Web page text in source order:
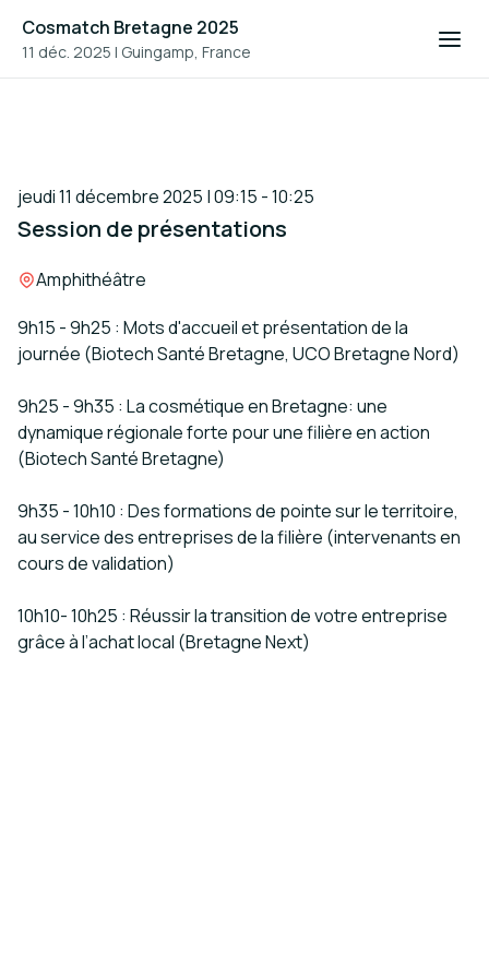
Cosmatch Bretagne 2025
11 déc. 2025 | Guingamp, France
jeudi 11 décembre 2025 | 09:15 - 10:25
Session de présentations
Lieu :
Amphithéâtre
9h15 - 9h25 : Mots d'accueil et présentation de la
journée (Biotech Santé Bretagne, UCO Bretagne Nord)
9h25 - 9h35 : La cosmétique en Bretagne: une
dynamique régionale forte pour une filière en action
(Biotech Santé Bretagne)
9h35 - 10h10 : Des formations de pointe sur le territoire,
au service des entreprises de la filière (intervenants en
cours de validation)
10h10- 10h25 : Réussir la transition de votre entreprise
grâce à l’achat local (Bretagne Next)